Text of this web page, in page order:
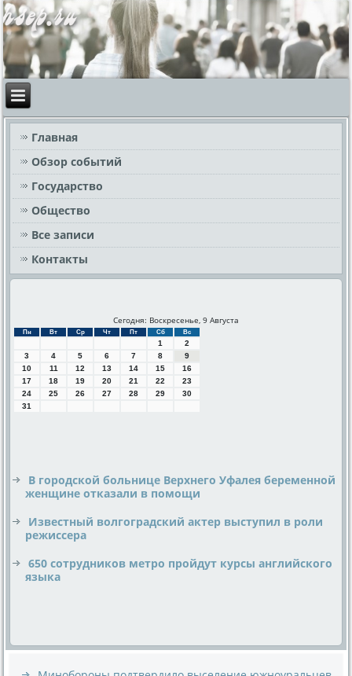
Главная
Обзор событий
Государство
Общество
Все записи
Контакты
Сегодня: Воскресенье, 9 Августа
Пн Вт Ср Чт Пт Сб Вс
1
2
3
4 5 6 7 8
9
10
11 12 13 14 15
16
17
18 19 20 21 22
23
24
25 26 27 28 29
30
31
В городской больнице Верхнего Уфалея беременной
женщине отказали в помощи
Известный волгоградский актер выступил в роли
режиссера
650 сотрудников метро пройдут курсы английского
языка